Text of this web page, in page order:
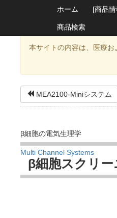
ホーム [商品
商品検索
本サイトの内容は、医療
MEA2100-Miniシステム
β細胞の電気生理学
Multi Channel Systems
β細胞スクリ